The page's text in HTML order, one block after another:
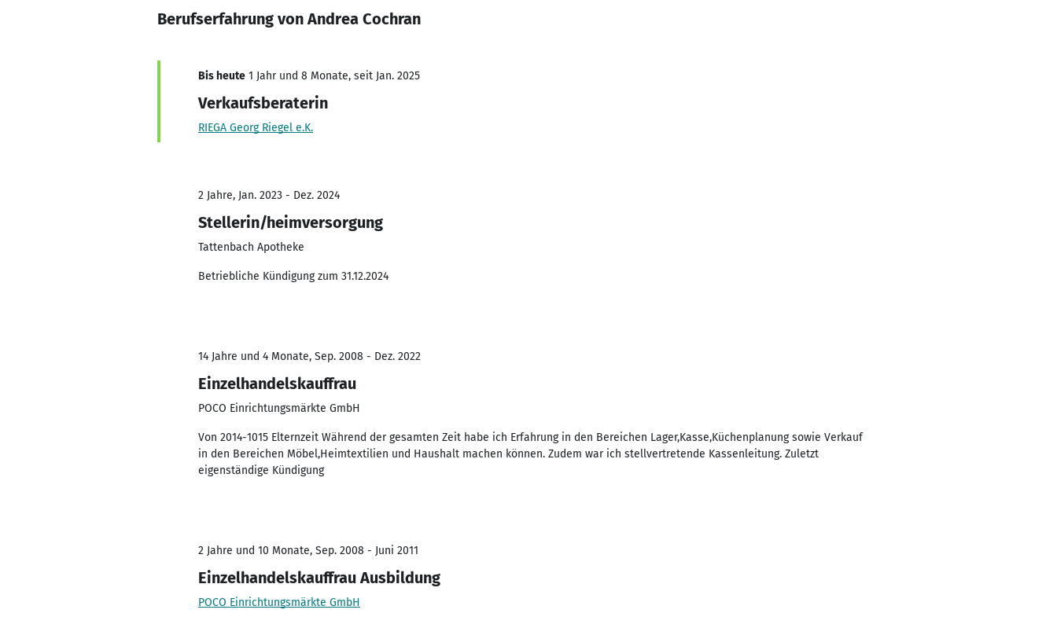
Berufserfahrung von Andrea Cochran
Bis heute 1 Jahr und 8 Monate, seit Jan. 2025
Verkaufsberaterin
RIEGA Georg Riegel e.K.
2 Jahre, Jan. 2023 - Dez. 2024
Stellerin/heimversorgung
Tattenbach Apotheke
Betriebliche Kündigung zum 31.12.2024
14 Jahre und 4 Monate, Sep. 2008 - Dez. 2022
Einzelhandelskauffrau
POCO Einrichtungsmärkte GmbH
Von 2014-1015 Elternzeit Während der gesamten Zeit habe ich Erfahrung in den Bereichen Lager,Kasse,Küchenplanung sowie Verkauf
in den Bereichen Möbel,Heimtextilien und Haushalt machen können. Zudem war ich stellvertretende Kassenleitung. Zuletzt
eigenständige Kündigung
2 Jahre und 10 Monate, Sep. 2008 - Juni 2011
Einzelhandelskauffrau Ausbildung
POCO Einrichtungsmärkte GmbH